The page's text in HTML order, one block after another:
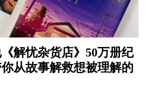
解忧杂货店》50万册纪
从故事解救想被理解的